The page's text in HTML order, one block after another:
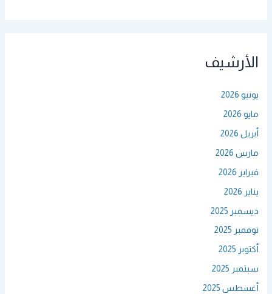
الأرشيف
يونيو 2026
مايو 2026
أبريل 2026
مارس 2026
فبراير 2026
يناير 2026
ديسمبر 2025
نوفمبر 2025
أكتوبر 2025
سبتمبر 2025
أغسطس 2025